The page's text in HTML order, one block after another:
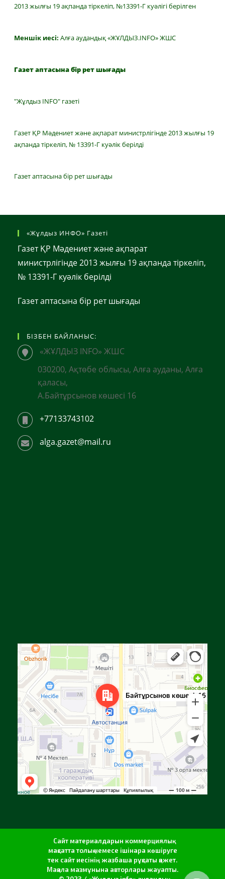
2013 жылғы 19 ақпанда тіркеліп, №13391-Г куәлігі берілген
Меншік иесі: Алға аудандық «ЖҰЛДЫЗ.INFO» ЖШС
Газет аптасына бір рет шығады
"Жұлдыз INFO" газеті
Газет ҚР Мәдениет және ақпарат министрлігінде 2013 жылғы 19
ақпанда тіркеліп, № 13391-Г куәлік берілді
Газет аптасына бір рет шығады
«Жұлдыз ИНФО» Газеті
Газет ҚР Мәдениет және ақпарат
министрлігінде 2013 жылғы 19 ақпанда тіркеліп,
№ 13391-Г куәлік берілді
Газет аптасына бір рет шығады
БІЗБЕН БАЙЛАНЫС:
«ЖҰЛДЫЗ INFO» ЖШС
030200, Ақтөбе облысы, Алға ауданы, Алға
қаласы,
А.Байтұрсынов көшесі 16
+77133743102
alga.gazet@mail.ru
Яндекс Карталар — көлік, навигация, орындарды іздеу
Сайт материалдарын коммерциялық
мақсатта толық немесе ішінара көшіруге
тек сайт иесінің жазбаша рұқсаты қажет.
Мақала мазмұнына авторлары жауапты.